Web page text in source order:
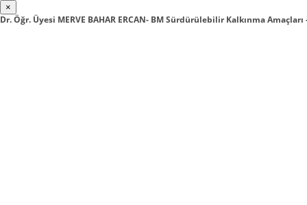
×
Dr. Öğr. Üyesi MERVE BAHAR ERCAN- BM Sürdürülebilir Kalkınma Amaçları